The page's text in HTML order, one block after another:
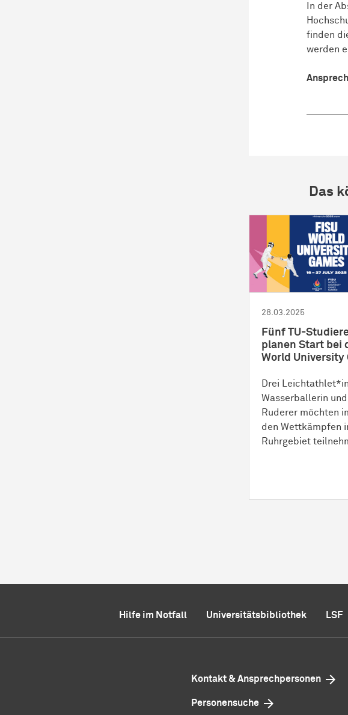
In der
finden
werden
Das
28.03.2025
Fünf TU-
planen Start bei
World University
Drei
Wasserballerin
Ruderer möchten
den Wettkämpfen
Ruhrgebiet
Hilfe im Notfall Universitätsbibliothek LSF
Kontakt & Ansprechpersonen
Personensuche